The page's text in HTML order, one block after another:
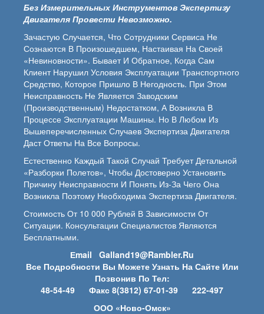
Без Измерительных Инструментов Экспертизу
Двигателя Провести Невозможно.
Зачастую Случается, Что Сотрудники Сервиса Не
Сознаются В Произошедшем, Настаивая На Своей
«невиновности». Бывает И Обратное, Когда Сам
Клиент Нарушил Условия Эксплуатации Транспортного
Средство, Которое Пришло В Негодность. При Этом
Неисправность Не Является Заводским
(производственным) Недостатком, А Возникла В
Процессе Эксплуатации Машины. Но В Любом Из
Вышеперечисленных Случаев Экспертиза Двигателя
Даст Ответы На Все Вопросы.
Естественно Каждый Такой Случай Требует Детальной
«разборки Полетов», Чтобы Достоверно Установить
Причину Неисправности И Понять Из-За Чего Она
Возникла Поэтому Необходима Экспертиза Двигателя.
Стоимость От 10 000 Рублей В Зависимости От
Ситуации. Консультации Специалистов Являются
Бесплатными.
Еmail Galland19@rambler.ru
Все Подробности Вы Можете Узнать На Сайте Или
Позвонив По Тел:
48-54-49 Факс 8(3812) 67-01-39 222-497
ООО «Ново-Омск»